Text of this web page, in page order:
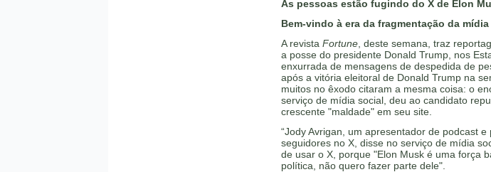
As pessoas estão fugindo do X de Elon
Bem-vindo à era da fragmentação da
A revista Fortune , deste semana, traz
a posse do presidente Donald Trump, nos
enxurrada de mensagens de despedida de
após a vitória eleitoral de Donald Trump na
muitos no êxodo citaram a mesma coisa: o
serviço de mídia social, deu ao candidato
crescente "maldade" em seu site.
“Jody Avrigan, um apresentador de podcast
seguidores no X, disse no serviço de mídia
de usar o X, porque "Elon Musk é uma força
política, não quero fazer parte dele".